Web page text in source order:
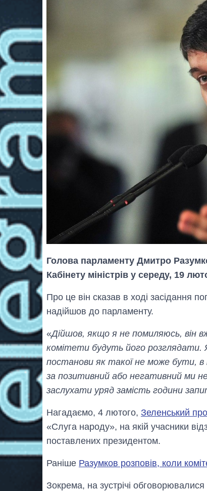
Голова парламенту Дмитро
Кабінету міністрів у середу, 19
Про це він сказав в ході засідання
надійшов до парламенту.
«Дійшов, якщо я не помиляюсь, він
комітети будуть його розглядати.
постанови як такої не може бути,
за позитивний або негативний ми
заслухати уряд замість години
Нагадаємо, 4 лютого, Зеленський
«Слуга народу», на якій учасники
поставлених президентом.
Раніше Разумков розповів, коли
Зокрема, на зустрічі обговорювалися